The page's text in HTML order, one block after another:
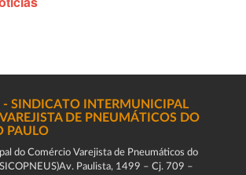
- SINDICATO INTERMUNICIPAL
DE PNEUMÁTICOS DO
PAULO
do Comércio Varejista de Pneumáticos do
Paulista, 1499 – Cj. 709 –